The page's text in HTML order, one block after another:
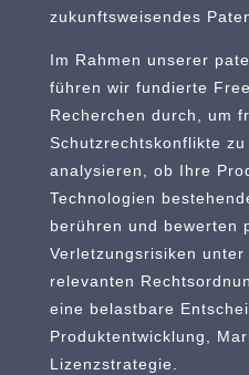
zukunftsweisendes
Im Rahmen unserer
führen wir fundierte
Recherchen durch, um
Schutzrechtskonflikte
analysieren, ob Ihre
Technologien
berühren und bewerten
Verletzungsrisiken
relevanten
eine belastbare
Produktentwicklung,
Lizenzstrategie.